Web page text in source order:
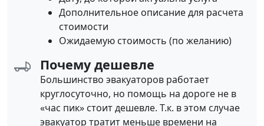
Дополнительное описание для расчета
стоимости
Ожидаемую стоимость (по желанию)
Почему дешевле
Большинство эвакуаторов работает
круглосуточно, но помощь на дороге не в
«час пик» стоит дешевле. Т.к. в этом случае
эвакуатор тратит меньше времени на